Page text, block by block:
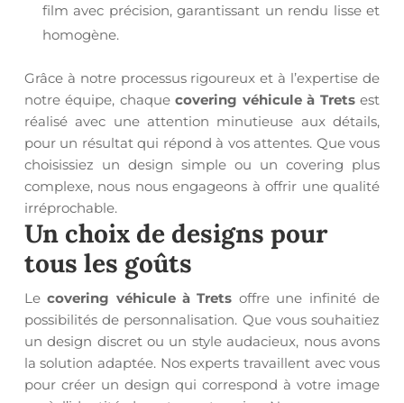
film avec précision, garantissant un rendu lisse et
homogène.
Grâce à notre processus rigoureux et à l’expertise de
notre équipe, chaquecovering véhicule à Tretsest
réalisé avec une attention minutieuse aux détails,
pour un résultat qui répond à vos attentes. Que vous
choisissiez un design simple ou un covering plus
complexe, nous nous engageons à offrir une qualité
irréprochable.
Un choix de designs pour
tous les goûts
Lecovering véhicule à Trets offre une infinité de
possibilités de personnalisation. Que vous souhaitiez
un design discret ou un style audacieux, nous avons
la solution adaptée. Nos experts travaillent avec vous
pour créer un design qui correspond à votre image